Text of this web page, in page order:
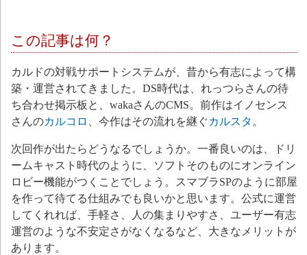
この記事は何？
カルドの対戦サポートシステムが、昔から有志によって構
築・運営されてきました。DS時代は、れっつらさんの待
ち合わせ掲示板と、wakaさんのCMS。前作はイノセンス
さんのカルコロ 、今作はその流れを継ぐカルスタ 。
次回作が出たらどうなるでしょうか。一番良いのは、ドリ
ームキャスト時代のように、ソフトそのものにオンライン
ロビー機能がつくことでしょう。スマブラSPのように部屋
を作って待てる仕組みでも良いかと思います。公式に運営
してくれれば、手軽さ、人の集まりやすさ、ユーザー有志
運営のような不安定さがなくなるなど、大きなメリットが
あります。